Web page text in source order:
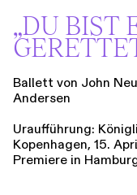
„DU BIST
Ballett von John
Andersen
Uraufführung:
Kopenhagen, 15.
Premiere in